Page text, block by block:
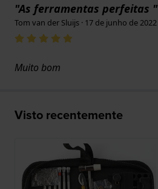
"As ferramentas perfeitas "
Tom van der Sluijs · 17 de junho de 2022
Muito bom
Visto recentemente